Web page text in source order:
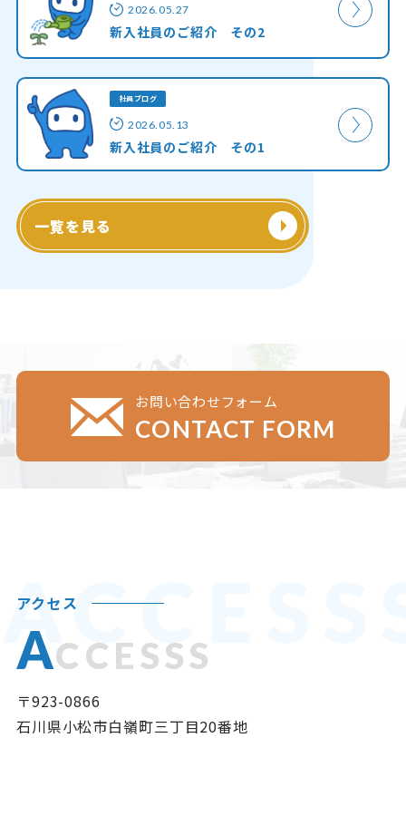
2026.05.27
新入社員のご紹介 その2
社員ブログ
2026.05.13
新入社員のご紹介 その1
一覧を見る
お問い合わせフォーム
CONTACT FORM
アクセス
ACCESSS
〒923-0866
石川県小松市白嶺町三丁目20番地